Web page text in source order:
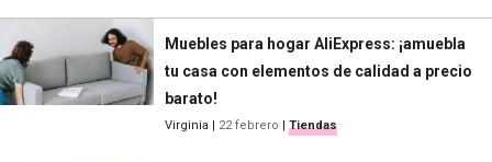
Muebles para hogar AliExpress: ¡amuebla
tu casa con elementos de calidad a precio
barato!
Virginia | 22 febrero | Tiendas